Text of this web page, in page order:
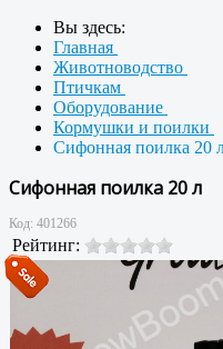
Вы здесь:
Главная
Животноводство
Птичкам
Оборудование
Кормушки и поилки
Сифонная поилка 20
Сифонная поилка 20 л
Код: 401266
Рейтинг: